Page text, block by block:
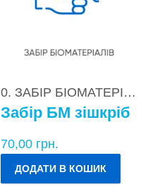
0. ЗАБІР БІОМАТЕРІАЛІВ
Забір БМ зішкріб
70,00 грн.
ДОДАТИ В КОШИК